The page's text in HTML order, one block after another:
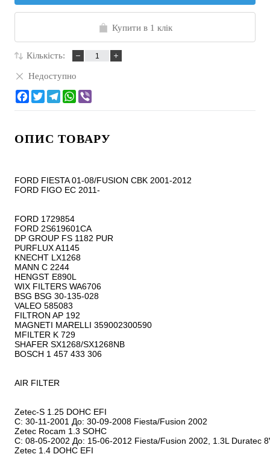
Купити в 1 клік
Кількість:
Недоступно
ОПИС ТОВАРУ
FORD FIESTA 01-08/FUSION CBK 2001-2012
FORD FIGO EC 2011-
FORD 1729854
FORD 2S619601CA
DP GROUP FS 1182 PUR
PURFLUX A1145
KNECHT LX1268
MANN C 2244
HENGST E890L
WIX FILTERS WA6706
BSG BSG 30-135-028
VALEO 585083
FILTRON AP 192
MAGNETI MARELLI 359002300590
MFILTER K 729
SHAFER SX1268/SX1268NB
BOSCH 1 457 433 306
AIR FILTER
Zetec-S 1.25 DOHC EFI
С: 30-11-2001 До: 30-09-2008 Fiesta/Fusion 2002
Zetec Rocam 1.3 SOHC
С: 08-05-2002 До: 15-06-2012 Fiesta/Fusion 2002, 1.3L Duratec
Zetec 1.4 DOHC EFI